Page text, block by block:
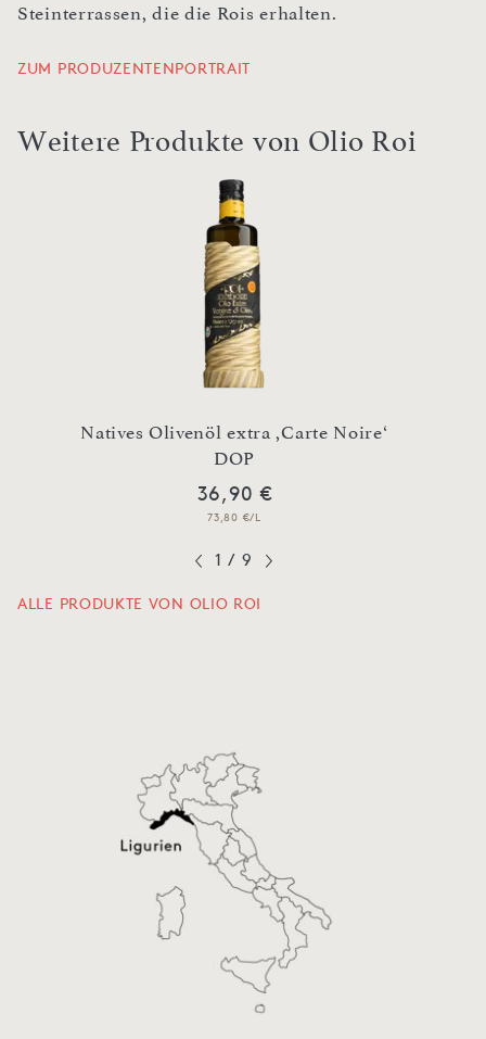
Steinterrassen, die die Rois erhalten.
ZUM PRODUZENTENPORTRAIT
Weitere Produkte von Olio Roi
Natives Olivenöl extra ,Carte Noire‘
DOP
36,90 €
73,80 €/L
1 / 9
ALLE PRODUKTE VON OLIO ROI